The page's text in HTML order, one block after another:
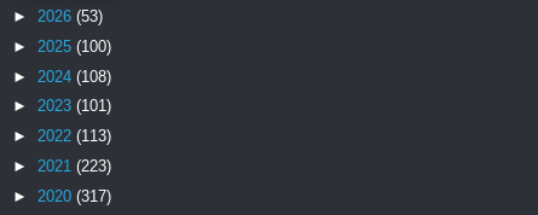
► 2026 (53)
► 2025 (100)
► 2024 (108)
► 2023 (101)
► 2022 (113)
► 2021 (223)
► 2020 (317)